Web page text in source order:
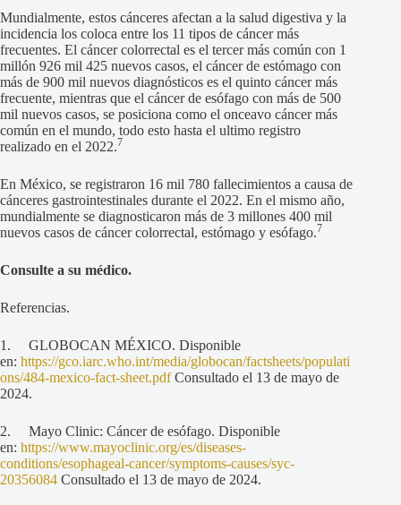
Mundialmente, estos cánceres afectan a la salud digestiva y la
incidencia los coloca entre los 11 tipos de cáncer más
frecuentes. El cáncer colorrectal es el tercer más común con 1
millón 926 mil 425 nuevos casos, el cáncer de estómago con
más de 900 mil nuevos diagnósticos es el quinto cáncer más
frecuente, mientras que el cáncer de esófago con más de 500
mil nuevos casos, se posiciona como el onceavo cáncer más
común en el mundo, todo esto hasta el ultimo registro
realizado en el 2022.7
En México, se registraron 16 mil 780 fallecimientos a causa de
cánceres gastrointestinales durante el 2022. En el mismo año,
mundialmente se diagnosticaron más de 3 millones 400 mil
nuevos casos de cáncer colorrectal, estómago y esófago.7
Consulte a su médico.
Referencias.
1. GLOBOCAN MÉXICO. Disponible
en: https://gco.iarc.who.int/media/globocan/factsheets/populati
ons/484-mexico-fact-sheet.pdfConsultado el 13 de mayo de
2024.
2. Mayo Clinic: Cáncer de esófago. Disponible
en: https://www.mayoclinic.org/es/diseases-
conditions/esophageal-cancer/symptoms-causes/syc-
20356084 Consultado el 13 de mayo de 2024.